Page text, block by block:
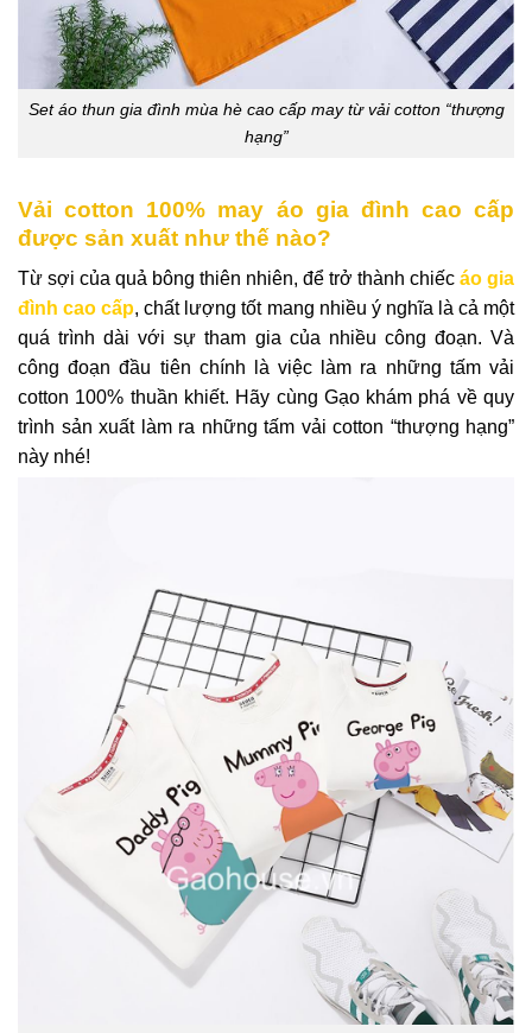
Set áo thun gia đình mùa hè cao cấp may từ vải cotton “thượng
hạng”
Vải cotton 100% may áo gia đình cao cấp
được sản xuất như thế nào?
Từ sợi của quả bông thiên nhiên, để trở thành chiếc áo gia
đình cao cấp, chất lượng tốt mang nhiều ý nghĩa là cả một
quá trình dài với sự tham gia của nhiều công đoạn. Và
công đoạn đầu tiên chính là việc làm ra những tấm vải
cotton 100% thuần khiết. Hãy cùng Gạo khám phá về quy
trình sản xuất làm ra những tấm vải cotton “thượng hạng”
này nhé!